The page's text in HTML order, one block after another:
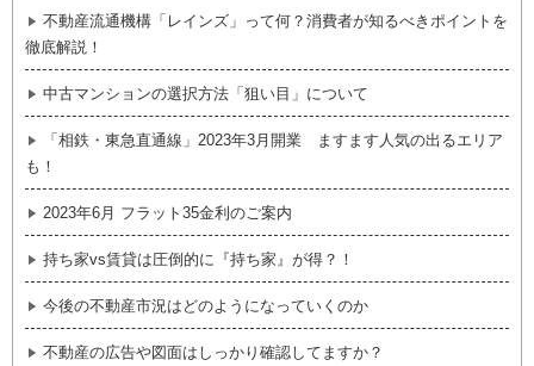
不動産流通機構「レインズ」って何？消費者が知るべきポイントを
徹底解説！
中古マンションの選択方法「狙い目」について
「相鉄・東急直通線」2023年3月開業 ますます人気の出るエリア
も！
2023年6月 フラット35金利のご案内
持ち家vs賃貸は圧倒的に『持ち家』が得？！
今後の不動産市況はどのようになっていくのか
不動産の広告や図面はしっかり確認してますか？